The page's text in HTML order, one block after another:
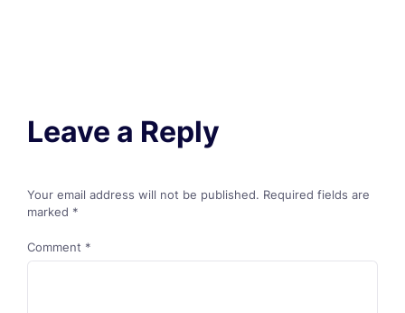
Leave a Reply
Your email address will not be published. Required fields are
marked *
Comment *